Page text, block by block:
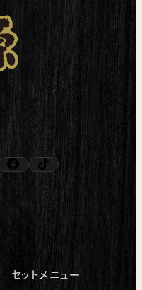
で開く）
いタブで開く）
facebook
（新しいタブで開く）
tiktok
（新しいタブで開く）
セットメニュー